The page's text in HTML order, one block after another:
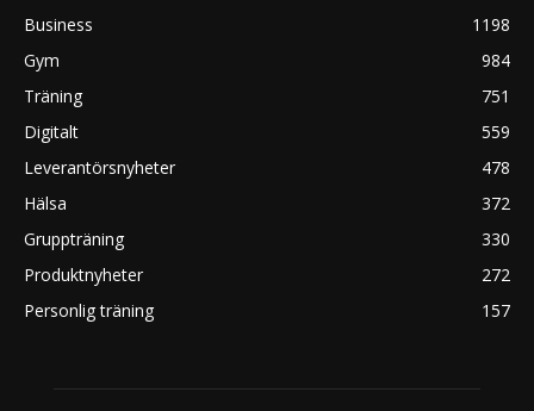
Business
1198
Gym
984
Träning
751
Digitalt
559
Leverantörsnyheter
478
Hälsa
372
Gruppträning
330
Produktnyheter
272
Personlig träning
157